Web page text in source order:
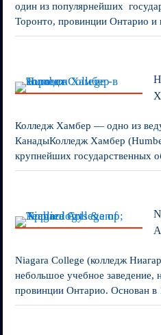
один из популярнейших
Торонто, провинции Онтарио и
Колледж Хамбер — одно из
КанадыКолледж Хамбер
крупнейших государственных
Niagara College (колледж
небольшое учебное
провинции Онтарио. Основан в